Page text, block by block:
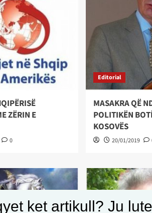
ZËRIN E
0
Editorial
MASAKRA QË
POLITIKËN
KOSOVËS
20/01/2019
ket artikull? Ju